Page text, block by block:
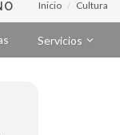
Inicio Cultura
Servicios